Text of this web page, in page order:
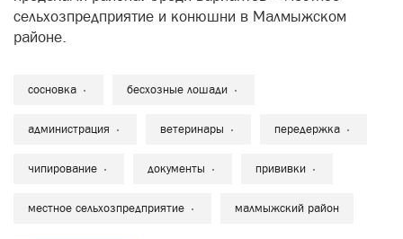
сельхозпредприятие и конюшни в Малмыжском
районе.
сосновка бесхозные лошади
администрация ветеринары передержка
чипирование документы прививки
местное сельхозпредприятие малмыжский район